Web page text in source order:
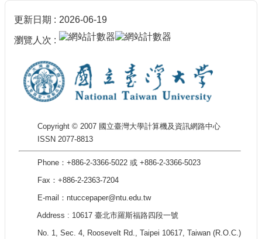
更新日期 2026-06-19
瀏覽人次
Copyright © 2007 國立臺灣大學計算機及資訊網路中心
ISSN 2077-8813
Phone：+886-2-3366-5022 或 +886-2-3366-5023
Fax：+886-2-2363-7204
E-mail：ntuccepaper@ntu.edu.tw
Address : 10617 臺北市羅斯福路四段一號
No. 1, Sec. 4, Roosevelt Rd., Taipei 10617, Taiwan (R.O.C.)